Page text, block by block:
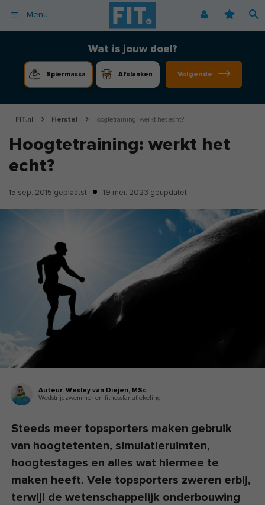
Menu
Cardio
Herstel
Mindset
Professionals
Spiermassa
Voedingsschema
Fitnessschema
Begrippen
Podcast voor professionals
Vegetarische recepten
Vegan recepten
Koolhydraatarme recepten
Coaching
Vacatures
Adverteren
Wat is jouw doel?
Spiermassa Afslanken Volgende
FIT.nl Herstel Hoogtetraining: werkt het echt?
Auteur: Wesley van Diejen, MSc.
Wedstrijdzwemmer en fitnessfanatiekeling
15 sep. 2015 geplaatst 19 mei. 2023 geüpdatet
Hoogtetraining: werkt het
echt?
Steeds meer topsporters maken gebruik
van hoogtetenten, simulatieruimten,
hoogtestages en alles wat hiermee te
maken heeft. Vele topsporters zweren erbij,
terwijl de wetenschappelijk onderbouwing